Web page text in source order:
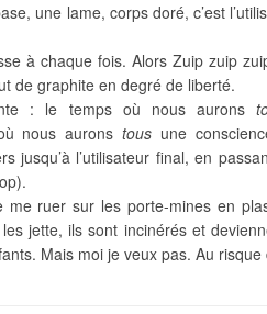
une lame, corps doré, c’est
à chaque fois. Alors Zuip zuip
de graphite en degré de liberté.
: le temps où nous aurons
nous auronstous une
jusqu’à l’utilisateur final, en
ruer sur les porte-mines en
jette, ils sont incinérés et
Mais moi je veux pas. Au